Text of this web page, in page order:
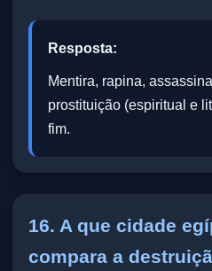
Resposta:
Mentira, rapina,
prostituição (espiritual e
fim.
16. A que cidade
compara a